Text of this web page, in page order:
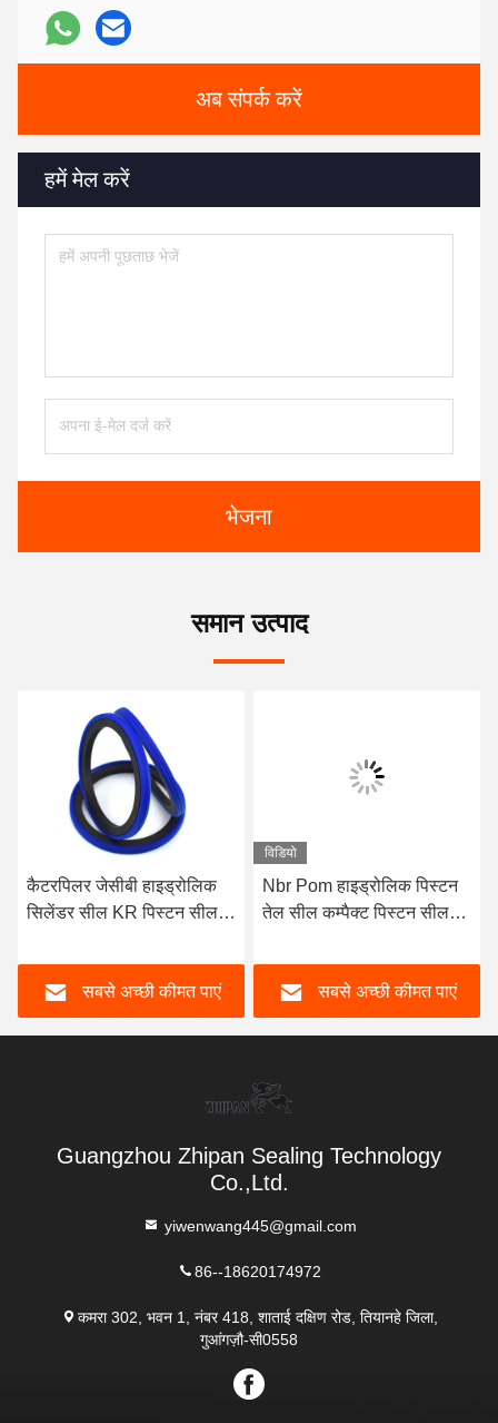
अब संपर्क करें
हमें मेल करें
भेजना
समान उत्पाद
कैटरपिलर जेसीबी हाइड्रोलिक
सिलेंडर सील KR पिस्टन सील
सबसे अच्छी कीमत पाएं
विडियो
Nbr Pom हाइड्रोलिक पिस्टन
तेल सील कम्पैक्ट पिस्टन सील
मरम्मत के लिए
सबसे अच्छी कीमत पाएं
Guangzhou Zhipan Sealing Technology
Co.,Ltd.
yiwenwang445@gmail.com
86--18620174972
कमरा 302, भवन 1, नंबर 418, शाताई दक्षिण रोड, तियानहे जिला,
गुआंगज़ौ-सी0558